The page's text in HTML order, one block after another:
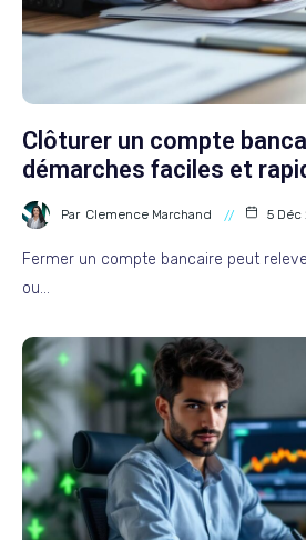
Clôturer un compte
démarches faciles et
Par Clemence Marchand 5 Déc
Fermer un compte bancaire peut
ou…